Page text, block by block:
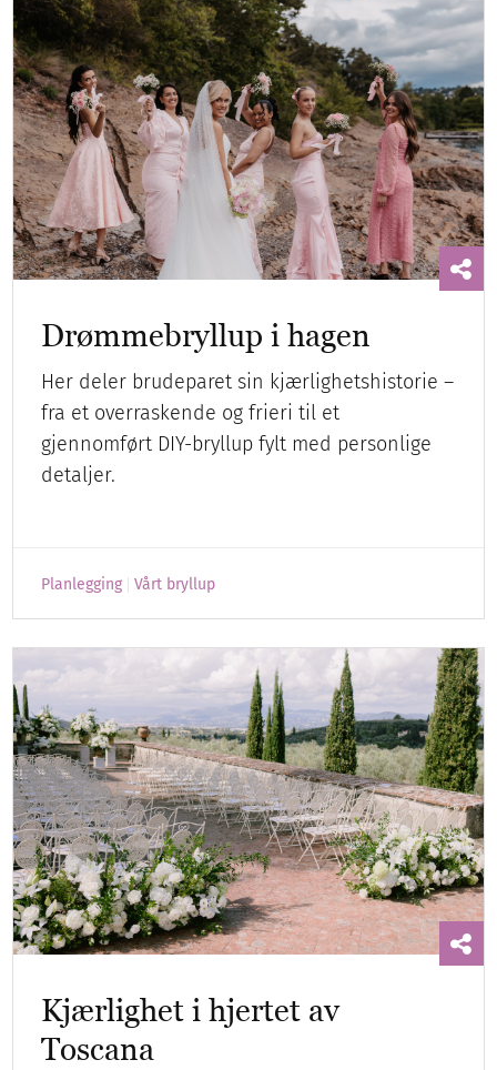
Drømmebryllup i hagen
Her deler brudeparet sin kjærlighetshistorie –
fra et overraskende og frieri til et
gjennomført DIY-bryllup fylt med personlige
detaljer.
Planlegging Vårt bryllup
Kjærlighet i hjertet av
Toscana